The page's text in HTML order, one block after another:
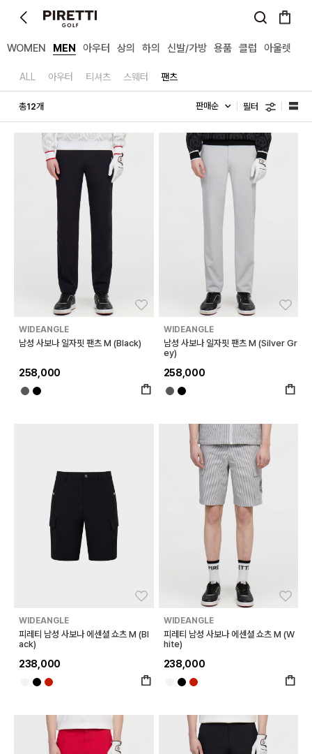
WOMEN MEN 아우터 상의 하의 신발/가방 용품 클럽 아울렛
ALL 아우터 티셔츠 스웨터 팬츠
총12개 필터
WIDEANGLE
남성 사보나 일자핏 팬츠 M (Black)
258,000
WIDEANGLE
남성 사보나 일자핏 팬츠 M (Silver Gr
ey)
258,000
WIDEANGLE
피레티 남성 사보나 에센셜 쇼츠 M (Bl
ack)
238,000
WIDEANGLE
피레티 남성 사보나 에센셜 쇼츠 M (W
hite)
238,000